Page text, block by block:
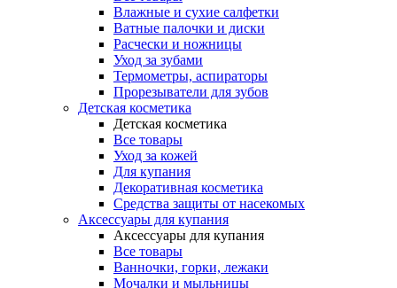
Влажные и сухие салфетки
Ватные палочки и диски
Расчески и ножницы
Уход за зубами
Термометры, аспираторы
Прорезыватели для зубов
Детская косметика
Детская косметика
Все товары
Уход за кожей
Для купания
Декоративная косметика
Средства защиты от насекомых
Аксессуары для купания
Аксессуары для купания
Все товары
Ванночки, горки, лежаки
Мочалки и мыльницы